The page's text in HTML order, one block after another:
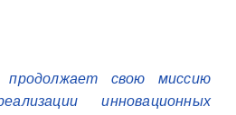
свою миссию
инновационных